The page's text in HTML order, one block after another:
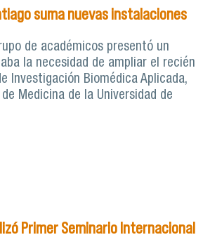
suma nuevas instalaciones
de académicos presentó un
la necesidad de ampliar el recién
Investigación Biomédica Aplicada,
de Medicina de la Universidad de
de Investigación Biomédica
Primer Seminario Internacional